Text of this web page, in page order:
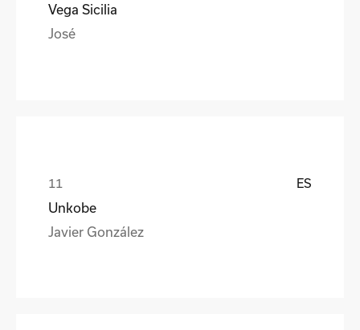
Vega Sicilia
José
ES
Unkobe
Javier González